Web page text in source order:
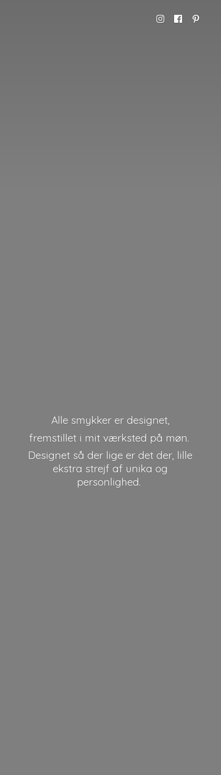
Alle smykker er designet,
fremstillet i mit værksted på møn.
Designet så der lige er det der, lille
ekstra strejf af unikaog
personlighed.